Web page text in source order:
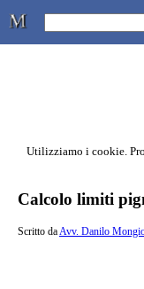
Studio
Contenuto
Utilizziamo i cookie.
Calcolo limiti
Scritto daAvv. Danilo